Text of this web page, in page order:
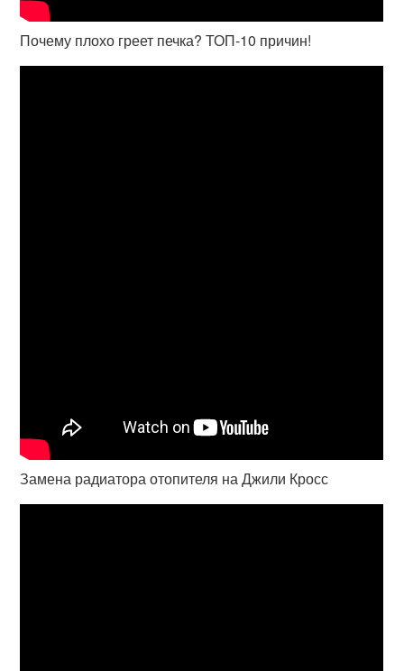
Почему плохо греет печка? ТОП-10 причин!
Замена радиатора отопителя на Джили Кросс